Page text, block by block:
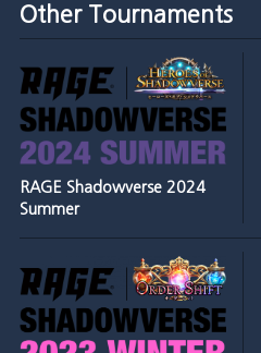
Other Tournaments
RAGE Shadowverse 2024
Summer